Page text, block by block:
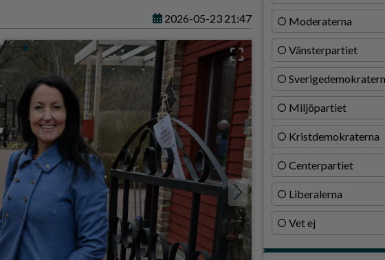
2026-05-23 21:47 Moderaterna
Vänsterpartiet
Miljöpartiet
Kristdemokraterna
Centerpartiet
Liberalerna
Vet ej